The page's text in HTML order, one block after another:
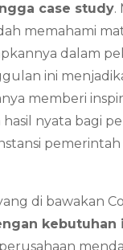
case study.
memahami
dalam
ini
memberi
nyata bagi
pemerintah
di bawakan
kebutuhan